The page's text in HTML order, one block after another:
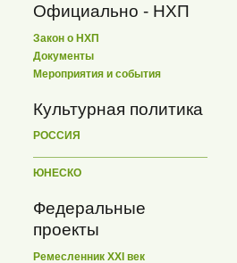
Официально - НХП
Закон о НХП
Документы
Мероприятия и события
Культурная политика
РОССИЯ
ЮНЕСКО
Федеральные
проекты
Ремесленник XXI век